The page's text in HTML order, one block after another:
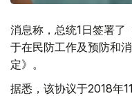
消息称，总统1日签署了
于在民防工作及预防和
定》。
据悉，该协议于2018年